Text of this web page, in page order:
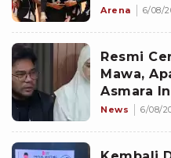
Arena 6/08/
Resmi
Mawa,
Asmara
Inara
News 6/08/